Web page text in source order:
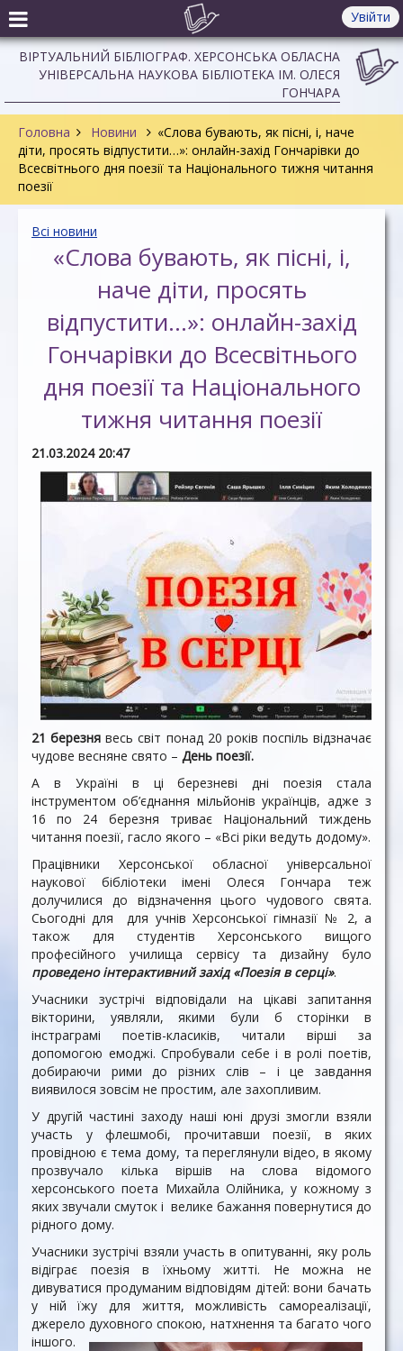
Увійти
ВІРТУАЛЬНИЙ БІБЛІОГРАФ. ХЕРСОНСЬКА ОБЛАСНА
УНІВЕРСАЛЬНА НАУКОВА БІБЛІОТЕКА ІМ. ОЛЕСЯ
ГОНЧАРА
Головна Новини
«Слова бувають, як пісні, і, наче
діти, просять відпустити…»: онлайн-захід Гончарівки до
Всесвітнього дня поезії та Національного тижня читання
поезії
Всі новини
«Слова бувають, як пісні, і,
наче діти, просять
відпустити…»: онлайн-захід
Гончарівки до Всесвітнього
дня поезії та Національного
тижня читання поезії
21.03.2024 20:47
21 березнявесь світ понад 20 років поспіль відзначає
чудове весняне свято – День поезії.
А в Україні в ці березневі дні поезія стала
інструментом об’єднання мільйонів українців, адже з
16 по 24 березня триває Національний тиждень
читання поезії, гасло якого – «Всі ріки ведуть додому».
Працівники Херсонської обласної універсальної
наукової бібліотеки імені Олеся Гончара теж
долучилися до відзначення цього чудового свята.
Сьогодні для для учнів Херсонської гімназії № 2, а
також для студентів Херсонського вищого
професійного училища сервісу та дизайну було
проведено інтерактивний захід «Поезія в серці».
Учасники зустрічі відповідали на цікаві запитання
вікторини, уявляли, якими були б сторінки в
інстраграмі поетів-класиків, читали вірші за
допомогою емоджі. Спробували себе і в ролі поетів,
добираючи рими до різних слів – і це завдання
виявилося зовсім не простим, але захопливим.
У другій частині заходу наші юні друзі змогли взяли
участь у флешмобі, прочитавши поезії, в яких
провідною є тема дому, та переглянули відео, в якому
прозвучало кілька віршів на слова відомого
херсонського поета Михайла Олійника, у кожному з
яких звучали смуток і велике бажання повернутися до
рідного дому.
Учасники зустрічі взяли участь в опитуванні, яку роль
відіграє поезія в їхньому житті. Не можна не
дивуватися продуманим відповідям дітей: вони бачать
у ній їжу для життя, можливість самореалізації,
джерело духовного спокою, натхнення та багато чого
іншого.